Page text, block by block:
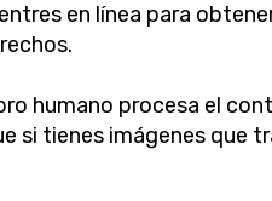
en línea para
humano procesa el
si tienes imágenes que